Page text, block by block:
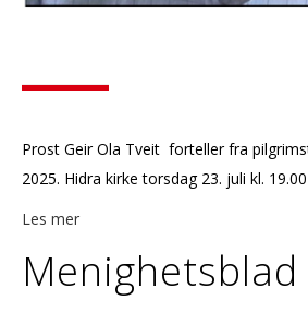
Prost Geir Ola Tveit forteller fra
2025. Hidra kirke torsdag 23. juli kl. 19.00
Les mer